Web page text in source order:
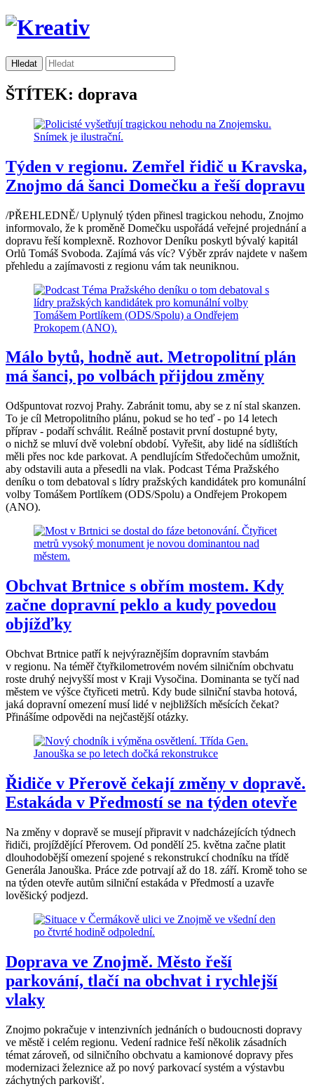
ŠTÍTEK: doprava
Týden v regionu. Zemřel řidič u Kravska,
Znojmo dá šanci Domečku a řeší dopravu
/PŘEHLEDNĚ/ Uplynulý týden přinesl tragickou nehodu, Znojmo
informovalo, že k proměně Domečku uspořádá veřejné projednání a
dopravu řeší komplexně. Rozhovor Deníku poskytl bývalý kapitál
Orlů Tomáš Svoboda. Zajímá vás víc? Výběr zpráv najdete v našem
přehledu a zajímavosti z regionu vám tak neuniknou.
Málo bytů, hodně aut. Metropolitní plán
má šanci, po volbách přijdou změny
Odšpuntovat rozvoj Prahy. Zabránit tomu, aby se z ní stal skanzen.
To je cíl Metropolitního plánu, pokud se ho teď - po 14 letech
příprav - podaří schválit. Reálně postavit první dostupné byty,
o nichž se mluví dvě volební období. Vyřešit, aby lidé na sídlištích
měli přes noc kde parkovat. A pendlujícím Středočechům umožnit,
aby odstavili auta a přesedli na vlak. Podcast Téma Pražského
deníku o tom debatoval s lídry pražských kandidátek pro komunální
volby Tomášem Portlíkem (ODS/Spolu) a Ondřejem Prokopem
(ANO).
Obchvat Brtnice s obřím mostem. Kdy
začne dopravní peklo a kudy povedou
objížďky
Obchvat Brtnice patří k nejvýraznějším dopravním stavbám
v regionu. Na téměř čtyřkilometrovém novém silničním obchvatu
roste druhý nejvyšší most v Kraji Vysočina. Dominanta se tyčí nad
městem ve výšce čtyřiceti metrů. Kdy bude silniční stavba hotová,
jaká dopravní omezení musí lidé v nejbližších měsících čekat?
Přinášíme odpovědi na nejčastější otázky.
Řidiče v Přerově čekají změny v dopravě.
Estakáda v Předmostí se na týden otevře
Na změny v dopravě se musejí připravit v nadcházejících týdnech
řidiči, projíždějící Přerovem. Od pondělí 25. května začne platit
dlouhodobější omezení spojené s rekonstrukcí chodníku na třídě
Generála Janouška. Práce zde potrvají až do 18. září. Kromě toho se
na týden otevře autům silniční estakáda v Předmostí a uzavře
lověšický podjezd.
Doprava ve Znojmě. Město řeší
parkování, tlačí na obchvat i rychlejší
vlaky
Znojmo pokračuje v intenzivních jednáních o budoucnosti dopravy
ve městě i celém regionu. Vedení radnice řeší několik zásadních
témat zároveň, od silničního obchvatu a kamionové dopravy přes
modernizaci železnice až po nový parkovací systém a výstavbu
záchytných parkovišť.